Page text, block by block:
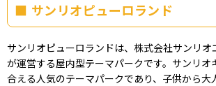
サンリオピューロランド
サンリオピューロランドは、株式会社サンリオ
が運営する屋内型テーマパークです。サンリオ
合える人気のテーマパークであり、子供から大